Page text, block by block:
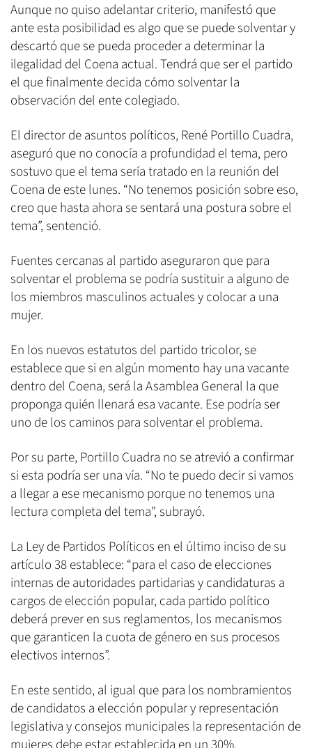
Aunque no quiso adelantar criterio, manifestó que
ante esta posibilidad es algo que se puede solventar y
descartó que se pueda proceder a determinar la
ilegalidad del Coena actual. Tendrá que ser el partido
el que finalmente decida cómo solventar la
observación del ente colegiado.
El director de asuntos políticos, René Portillo Cuadra,
aseguró que no conocía a profundidad el tema, pero
sostuvo que el tema sería tratado en la reunión del
Coena de este lunes. “No tenemos posición sobre eso,
creo que hasta ahora se sentará una postura sobre el
tema”, sentenció.
Fuentes cercanas al partido aseguraron que para
solventar el problema se podría sustituir a alguno de
los miembros masculinos actuales y colocar a una
mujer.
En los nuevos estatutos del partido tricolor, se
establece que si en algún momento hay una vacante
dentro del Coena, será la Asamblea General la que
proponga quién llenará esa vacante. Ese podría ser
uno de los caminos para solventar el problema.
Por su parte, Portillo Cuadra no se atrevió a confirmar
si esta podría ser una vía. “No te puedo decir si vamos
a llegar a ese mecanismo porque no tenemos una
lectura completa del tema”, subrayó.
La Ley de Partidos Políticos en el último inciso de su
artículo 38 establece: “para el caso de elecciones
internas de autoridades partidarias y candidaturas a
cargos de elección popular, cada partido político
deberá prever en sus reglamentos, los mecanismos
que garanticen la cuota de género en sus procesos
electivos internos”.
En este sentido, al igual que para los nombramientos
de candidatos a elección popular y representación
legislativa y consejos municipales la representación de